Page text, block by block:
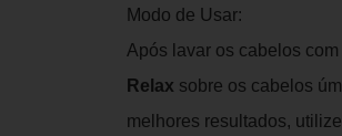
Modo de Usar:
Após lavar os cabelos
Relax sobre os cabelos
melhores resultados,